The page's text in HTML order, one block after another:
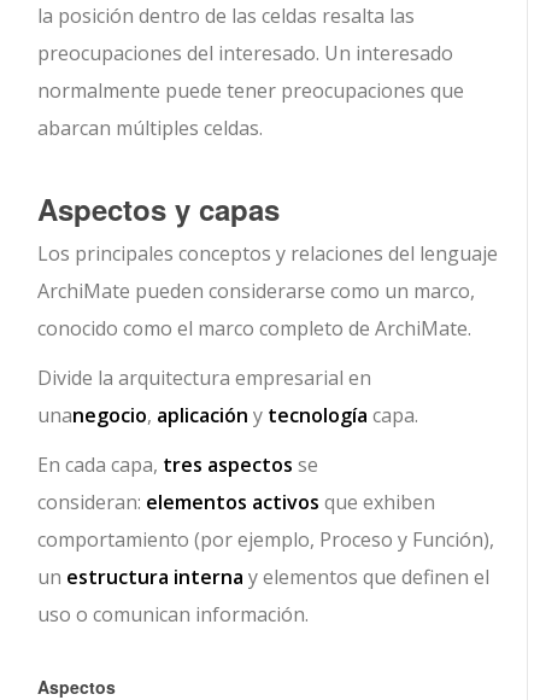
la posición dentro de las celdas resalta las
preocupaciones del interesado. Un interesado
normalmente puede tener preocupaciones que
abarcan múltiples celdas.
Aspectos y capas
Los principales conceptos y relaciones del lenguaje
ArchiMate pueden considerarse como un marco,
conocido como el marco completo de ArchiMate.
Divide la arquitectura empresarial en
unanegocio, aplicación y tecnología capa.
En cada capa, tres aspectos se
consideran: elementos activos que exhiben
comportamiento (por ejemplo, Proceso y Función),
un estructura interna y elementos que definen el
uso o comunican información.
Aspectos